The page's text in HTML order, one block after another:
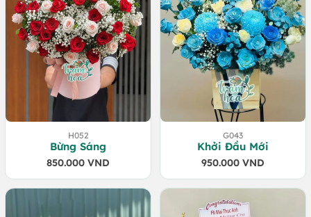
H052
Bừng Sáng
850.000 VND
G043
Khởi Đầu Mới
950.000 VND